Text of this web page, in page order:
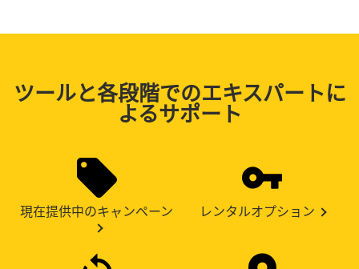
ツールと各段階でのエキスパートに
よるサポート
現在提供中のキャンペーン レンタルオプション